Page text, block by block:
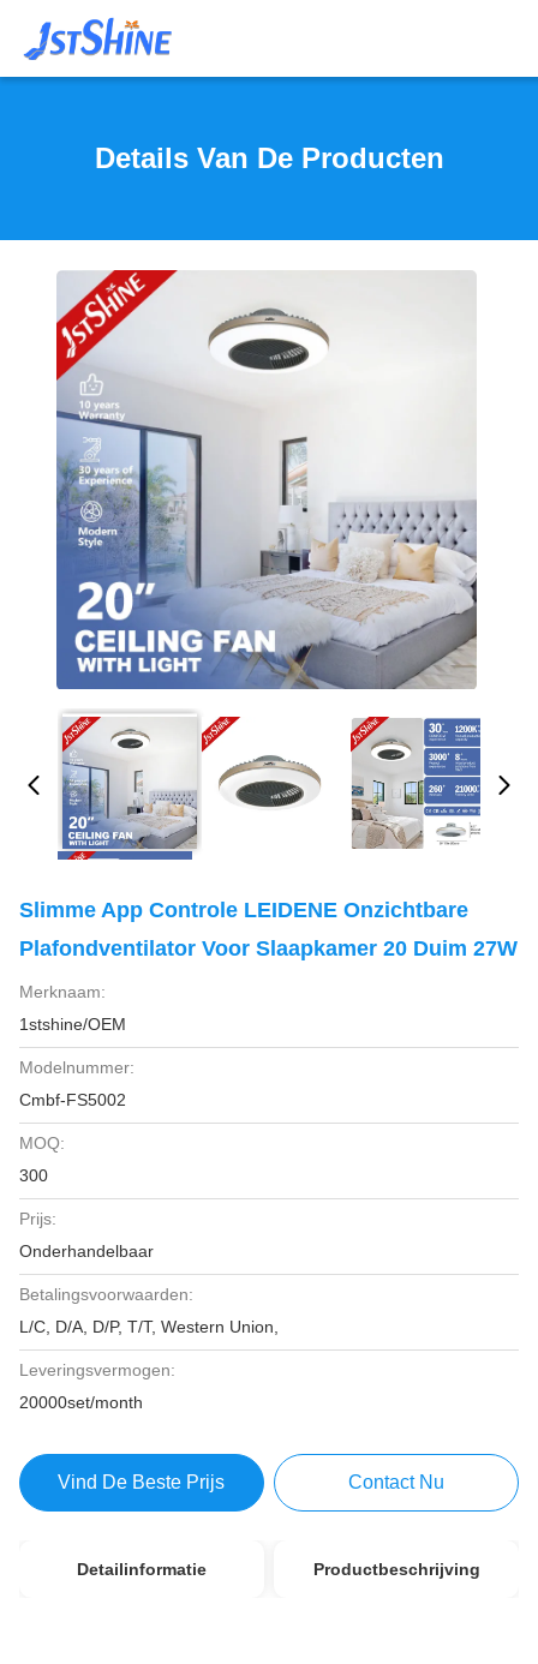
Details Van De Producten
Slimme App Controle LEIDENE Onzichtbare
Plafondventilator Voor Slaapkamer 20 Duim 27W
Merknaam:
1stshine/OEM
Modelnummer:
Cmbf-FS5002
MOQ:
300
Prijs:
Onderhandelbaar
Betalingsvoorwaarden:
L/C, D/A, D/P, T/T, Western Union,
Leveringsvermogen:
20000set/month
Vind De Beste Prijs Contact Nu
Detailinformatie Productbeschrijving